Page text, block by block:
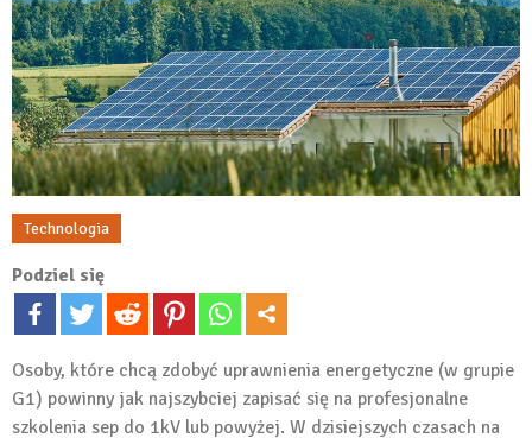
Technologia
Podziel się
Osoby, które chcą zdobyć uprawnienia energetyczne (w grupie
G1) powinny jak najszybciej zapisać się na profesjonalne
szkolenia sep do 1kV lub powyżej. W dzisiejszych czasach na